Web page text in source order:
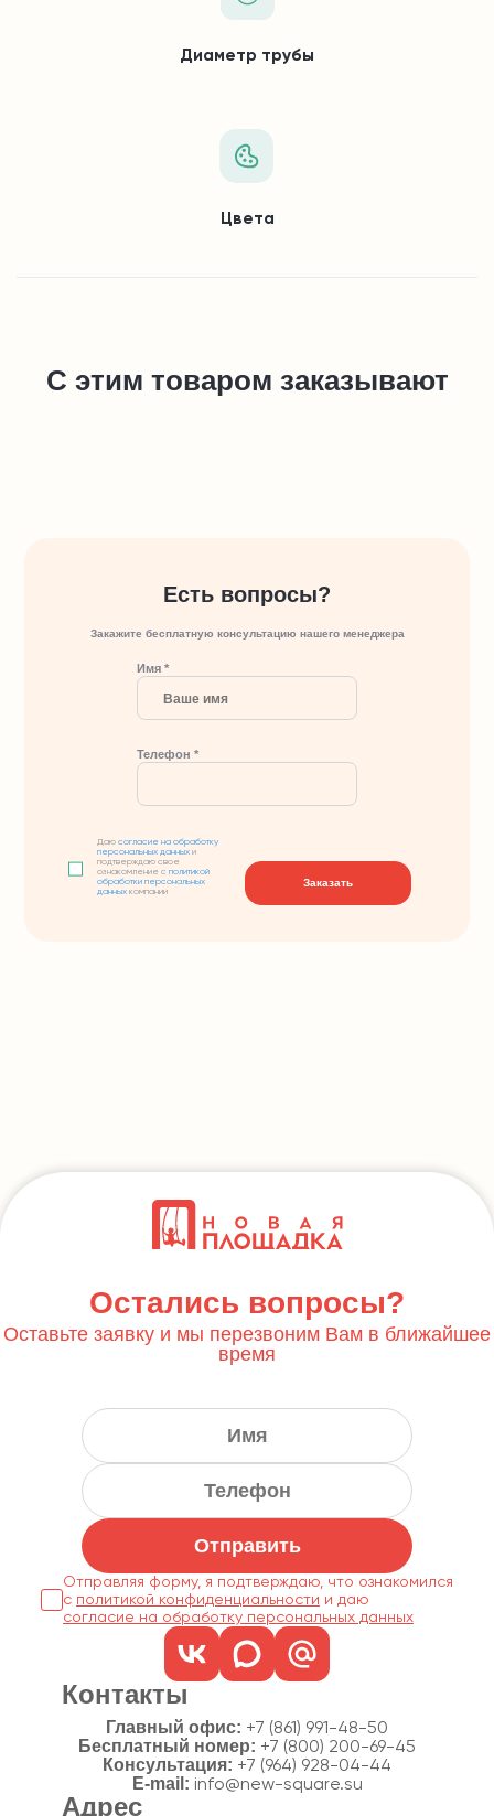
Диаметр трубы
Цвета
С этим товаром заказывают
Есть вопросы?
Закажите бесплатную консультацию нашего менеджера
Имя *
Телефон *
Даюсогласие на обработку
персональных данных и
подтверждаю свое
ознакомление сполитикой
обработки персональных
данных компании
Заказать
Остались вопросы?
Оставьте заявку и мы перезвоним Вам в ближайшее
время
Отправить
Отправляя форму, я подтверждаю, что ознакомился
с политикой конфиденциальности
согласие на обработку персональных данных
Контакты
Главный офис: +7 (861) 991-48-50
Бесплатный номер: +7 (800) 200-69-45
Консультация: +7 (964) 928-04-44
E-mail: info@new-square.su
Адрес